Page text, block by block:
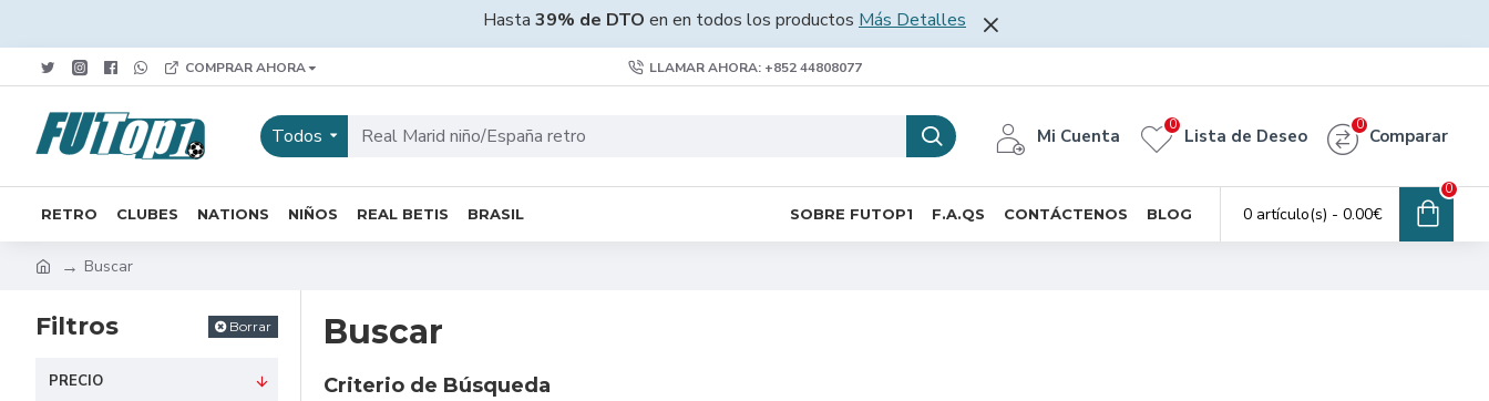
Hasta 39% de DTO en en todos los productos Más Detalles
COMPRAR AHORA LLAMAR AHORA: +852 44808077
Todos Mi Cuenta Lista de Deseo
0
Comparar
0
RETRO CLUBES NATIONS NIÑOS REAL BETIS BRASIL SOBRE FUTOP1 F.A.QS CONTÁCTENOS BLOG 0 artículo(s) - 0.00€
0
Buscar
Filtros Borrar
PRECIO
Buscar
Criterio de Búsqueda